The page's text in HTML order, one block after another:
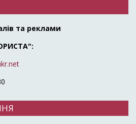
та реклами